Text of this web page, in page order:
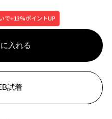
で+13%ポイントUP
入れる
試着